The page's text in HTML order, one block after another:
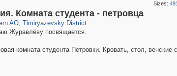
Sizes:
Комната студента - петровца
AO, Timiryazevsky District
2,961 136
Журавлёву посвящается.
комната студента Петровки. Кровать, стол,